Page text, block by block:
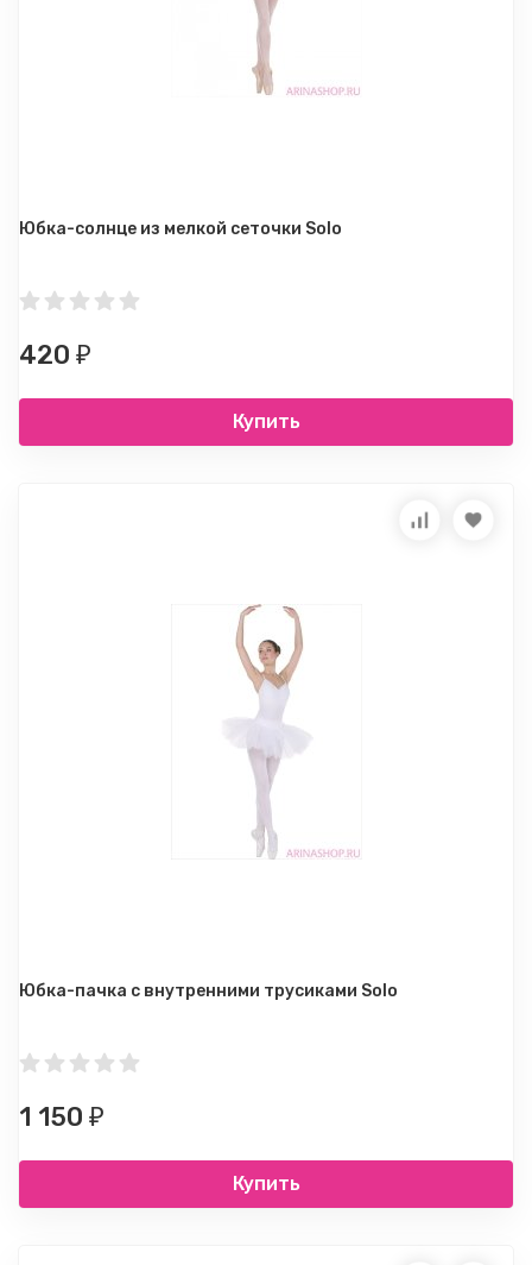
Юбка-солнце из мелкой сеточки Solo
420 ₽
Купить
Юбка-пачка с внутренними трусиками Solo
1 150 ₽
Купить